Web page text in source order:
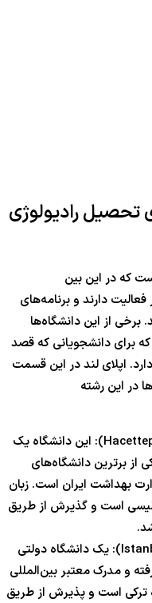
تحصیل رادیولوژی
از 200 دانشگاه است که در این بین
دارند و برنامه‌های
برخی از این دانشگاه‌ها
برای دانشجویانی که قصد
اپلای لند در این قسمت
در این رشته
(Hacettepe University): این دانشگاه یک
از برترین دانشگاه‌های
بهداشت ایران است. زبان
است و گذیرش از طریق
(Istanbul University): یک دانشگاه دولتی
و مدرک معتبر بین‌المللی
ترکی است و پذیرش از طریق